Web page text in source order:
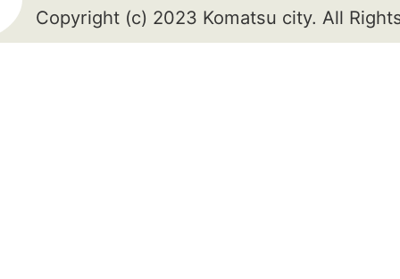
Copyright (c) 2023 Komatsu city. All